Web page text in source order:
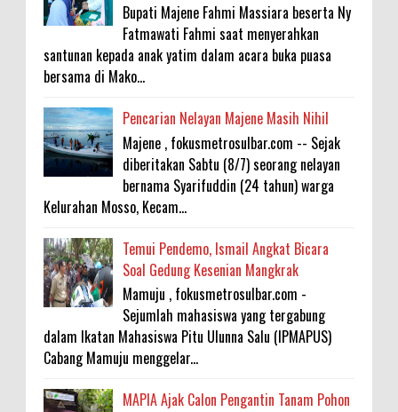
Bupati Majene Fahmi Massiara beserta Ny
Fatmawati Fahmi saat menyerahkan
santunan kepada anak yatim dalam acara buka puasa
bersama di Mako...
Pencarian Nelayan Majene Masih Nihil
Majene , fokusmetrosulbar.com -- Sejak
diberitakan Sabtu (8/7) seorang nelayan
bernama Syarifuddin (24 tahun) warga
Kelurahan Mosso, Kecam...
Temui Pendemo, Ismail Angkat Bicara
Soal Gedung Kesenian Mangkrak
Mamuju , fokusmetrosulbar.com -
Sejumlah mahasiswa yang tergabung
dalam Ikatan Mahasiswa Pitu Ulunna Salu (IPMAPUS)
Cabang Mamuju menggelar...
MAPIA Ajak Calon Pengantin Tanam Pohon